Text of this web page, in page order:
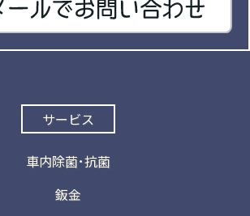
サービス
車内除菌･抗菌
鈑金